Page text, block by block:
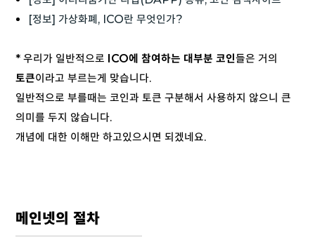
[정보] 가상화폐, ICO란 무엇인가?
* 우리가 일반적으로 ICO에 참여하는 대부분 코인들은 거의
토큰이라고 부르는게 맞습니다.
일반적으로 부를때는 코인과 토큰 구분해서 사용하지 않으니 큰
의미를 두지 않습니다.
개념에 대한 이해만 하고있으시면 되겠네요.
메인넷의 절차